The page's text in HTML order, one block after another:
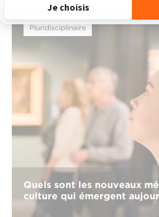
Pluridisciplinaire
Quels sont les nouveaux
culture qui émergent